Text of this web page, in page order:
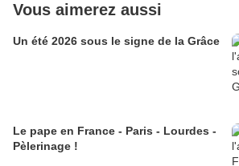
Vous aimerez aussi
Un été 2026 sous le signe de la Grâce
Le pape en France - Paris - Lourdes -
Pèlerinage !